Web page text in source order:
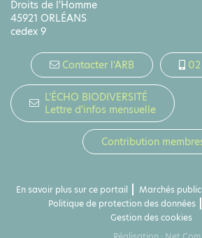
Droits de l'Homme
45921 ORLÉANS
cedex 9
Contacter l'ARB 02
L'ÉCHO BIODIVERSITÉ
Lettre d'infos mensuelle
Contribution
En savoir plus sur ce portail Marchés
Politique de protection des données
Gestion des cookies